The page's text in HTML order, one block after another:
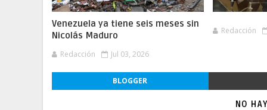
Venezuela ya tiene seis meses sin
Nicolás Maduro
Redacción Jul 03, 2026
Redacción
BLOGGER
NO